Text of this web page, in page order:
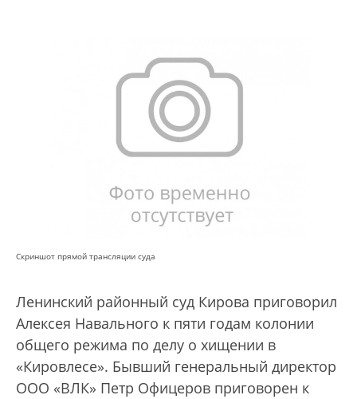
Скриншот прямой трансляции суда
Ленинский районный суд Кирова приговорил
Алексея Навального к пяти годам колонии
общего режима по делу о хищении в
«Кировлесе». Бывший генеральный директор
ООО «ВЛК» Петр Офицеров приговорен к